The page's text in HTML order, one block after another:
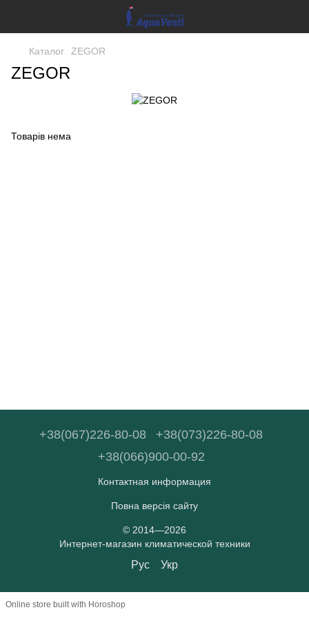
Каталог ZEGOR
ZEGOR
Товарів нема
+38(067)226-80-08
+38(073)226-80-08
+38(066)900-00-92
Контактная информация
Повна версія сайту
© 2014—2026
Интернет-магазин климатической техники
Рус Укр
Online store built with Horoshop